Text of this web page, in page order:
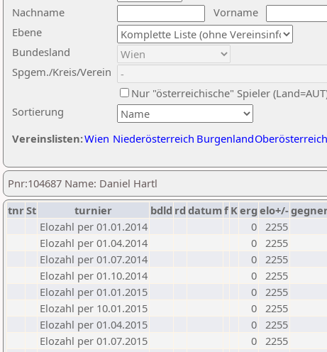
Nachname
Vorname
Ebene
Sortierung
Bundesland
Spgem./Kreis/Verein
Nur "österreichische" Spieler
Vereinslisten:Wien Niederösterreich BurgenlandOberösterreich
Pnr:104687 Name: Daniel Hartl
tnrSt turnier bdld rd datumf Kerg elo+/-
Elozahl per 01.01.2014
0 2255
Elozahl per 01.04.2014
0 2255
Elozahl per 01.07.2014
0 2255
Elozahl per 01.10.2014
0 2255
Elozahl per 01.01.2015
0 2255
Elozahl per 10.01.2015
0 2255
Elozahl per 01.04.2015
0 2255
Elozahl per 01.07.2015
0 2255